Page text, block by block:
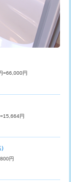
円
円
円
=66,000円
円
円